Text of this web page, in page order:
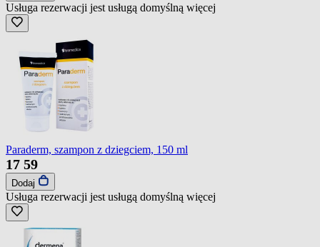
Usługa rezerwacji jest usługą domyślną więcej
Paraderm, szampon z dziegciem, 150 ml
17 59
Dodaj
Usługa rezerwacji jest usługą domyślną więcej